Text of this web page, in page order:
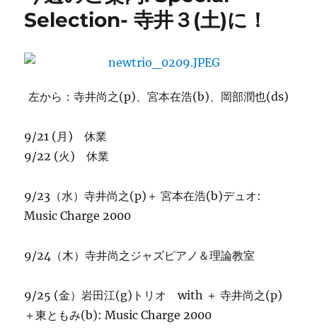
ら
之
Selection- 寺井３(土)に！
左から：寺井尚之(p)、宮本在浩(b)、岡部潤也(ds)
9/21 (月) 休業
9/22 (火) 休業
9/23（水）寺井尚之(p)＋ 宮本在浩(b)デュオ:
Music Charge 2000
9/24（木）寺井尚之ジャズピアノ＆理論教室
9/25 (金）岩田江(g)トリオ with ＋ 寺井尚之(p)
＋東ともみ(b): Music Charge 2000